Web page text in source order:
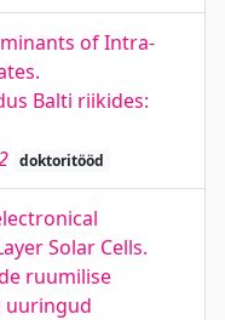
of Intra-
Balti riikides:
doktoritööd
Solar Cells.
ruumilise
uuringud